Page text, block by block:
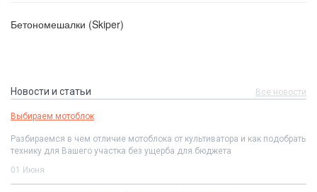
Бетономешалки (Skiper)
Новости и статьи Все новости
Выбираем мотоблок
Разбираемся в чем отличие мотоблока от культиватора и как подобрать
технику для Вашего участка без ущерба для бюджета
01 Июня